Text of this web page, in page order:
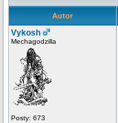
Autor
Vykosh
Mechagodzilla
Posty: 673